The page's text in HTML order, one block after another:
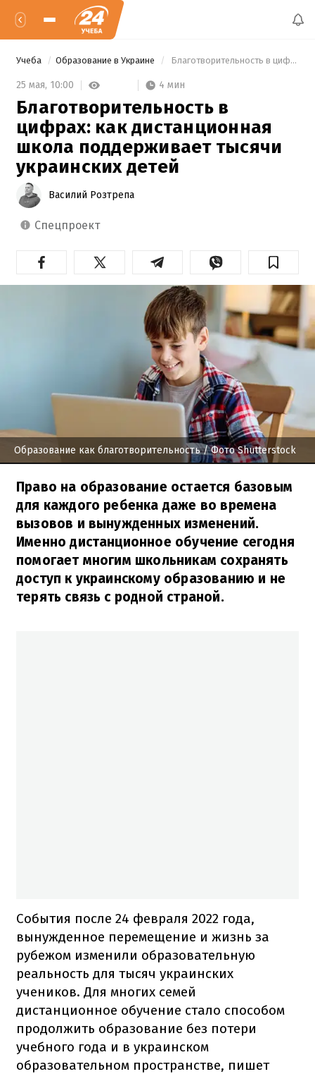
Учеба Образование в Украине Благотворительность в цифрах: как дистанционная школа поддерживает тысячи украинских детей
25 мая, 10:00 4 мин
Благотворительность в
цифрах: как дистанционная
школа поддерживает тысячи
украинских детей
Василий Розтрепа
спецпроект
Образование как благотворительность/ Фото Shutterstock
Право на образование остается базовым
для каждого ребенка даже во времена
вызовов и вынужденных изменений.
Именно дистанционное обучение сегодня
помогает многим школьникам сохранять
доступ к украинскому образованию и не
терять связь с родной страной.
События после 24 февраля 2022 года,
вынужденное перемещение и жизнь за
рубежом изменили образовательную
реальность для тысяч украинских
учеников. Для многих семей
дистанционное обучение стало способом
продолжить образование без потери
учебного года и в украинском
образовательном пространстве, пишет